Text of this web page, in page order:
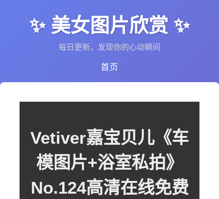
✨ 美女图片欣赏 ✨
每日更新，发现你的心动瞬间
首页
Vetiver嘉宝贝儿《车
模图片+浴室私拍》
No.124高清在线免费